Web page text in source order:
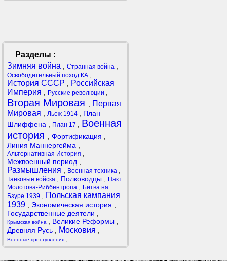
Разделы :
Зимняя война
Странная война
Освободительный поход КА
История СССР
Российская
Империя
Русские революции
Вторая Мировая
Первая
Мировая
Льеж 1914
План
Шлиффена
План 17
Военная
история
Фортификация
Линия Маннергейма
Альтернативная История
Межвоенный период
Размышления Военная техника
Танковые войска Полководцы
Пакт
Молотова-Риббентропа
Битва на
Бзуре 1939
Польская кампания
1939
Экономическая история
Государственные деятели
Крымская война Великие Реформы
Древняя Русь
Московия
Военные преступления